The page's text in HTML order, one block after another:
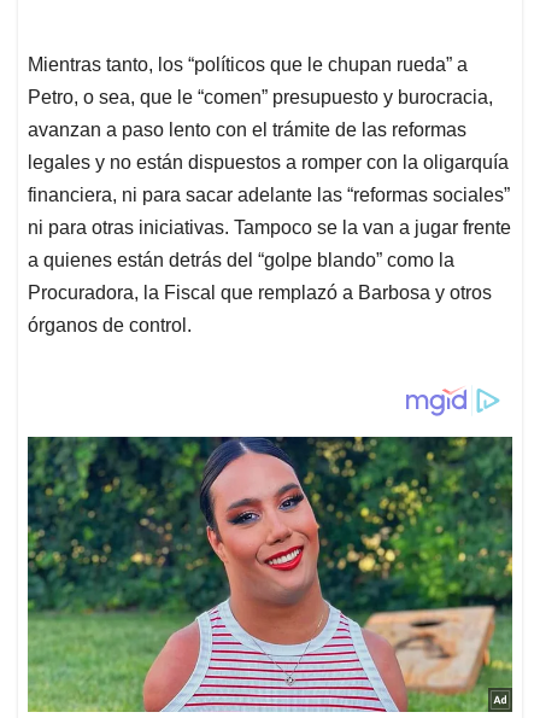
Mientras tanto, los “políticos que le chupan rueda” a
Petro, o sea, que le “comen” presupuesto y burocracia,
avanzan a paso lento con el trámite de las reformas
legales y no están dispuestos a romper con la oligarquía
financiera, ni para sacar adelante las “reformas sociales”
ni para otras iniciativas. Tampoco se la van a jugar frente
a quienes están detrás del “golpe blando” como la
Procuradora, la Fiscal que remplazó a Barbosa y otros
órganos de control.